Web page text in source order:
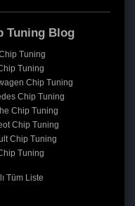
Tuning Blog
Tuning
Tuning
Chip Tuning
Chip Tuning
Chip Tuning
Chip Tuning
Chip Tuning
Tuning
Tüm Liste